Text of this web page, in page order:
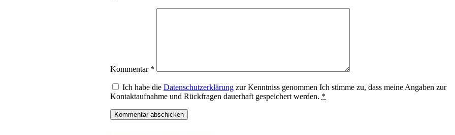
Kommentar *
Ich habe die Datenschutzerklärung zur Kenntniss genommen Ich stimme zu, dass meine Angaben zur
Kontaktaufnahme und Rückfragen dauerhaft gespeichert werden. *